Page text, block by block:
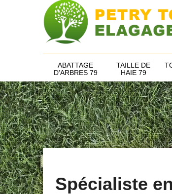
ABATTAGE
D'ARBRES 79
TAILLE DE
HAIE 79
Spécialiste